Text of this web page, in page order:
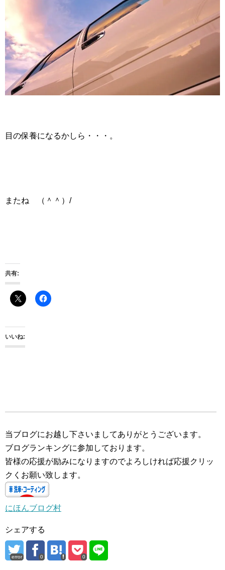
目の保養になるかしら・・・。
またね （＾＾）/
共有:
いいね:
当ブログにお越し下さいましてありがとうございます。
ブログランキングに参加しております。
皆様の応援が励みになりますのでよろしければ応援クリッ
クくお願い致します。
にほんブログ村
シェアする
error 0 0